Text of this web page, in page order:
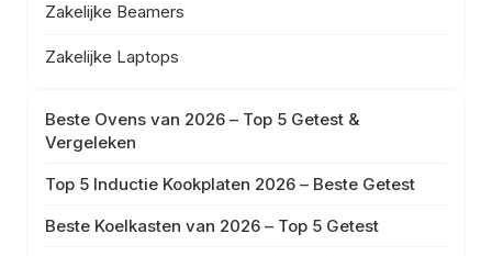
Zakelijke Beamers
Zakelijke Laptops
Beste Ovens van 2026 – Top 5 Getest &
Vergeleken
Top 5 Inductie Kookplaten 2026 – Beste Getest
Beste Koelkasten van 2026 – Top 5 Getest